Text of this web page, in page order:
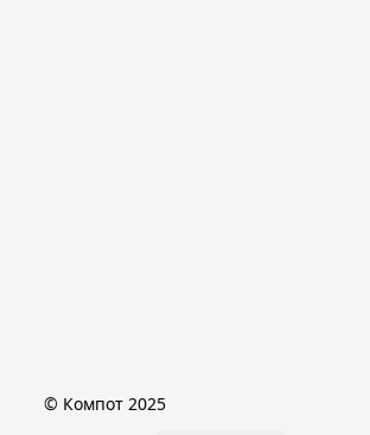
© Компот 2025